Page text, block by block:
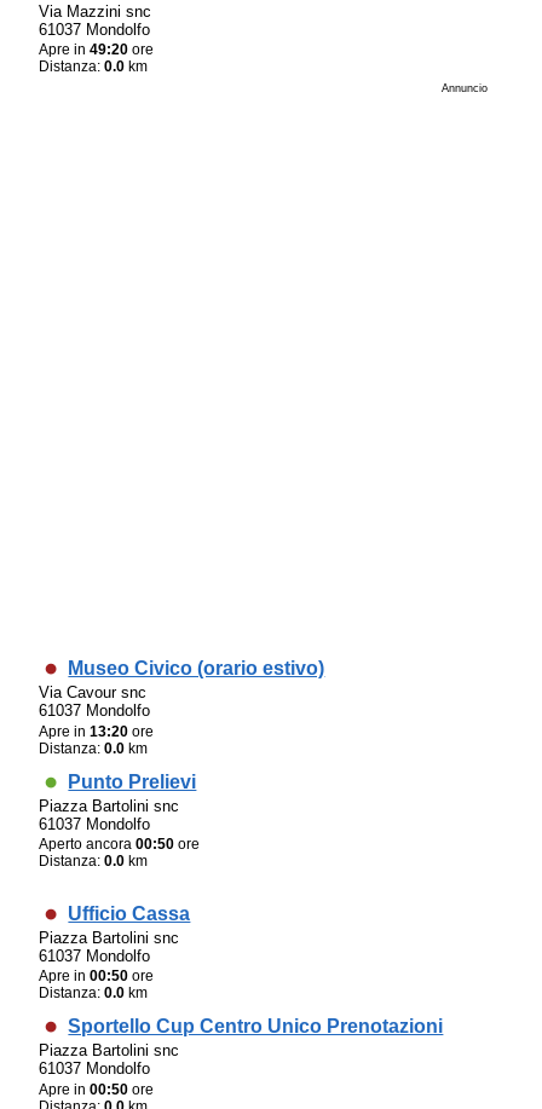
Via Mazzini snc
61037 Mondolfo
Apre in49:20 ore
Distanza:0.0 km
Annuncio
Museo Civico (orario estivo)
Via Cavour snc
61037 Mondolfo
Apre in13:20 ore
Distanza:0.0 km
Punto Prelievi
Piazza Bartolini snc
61037 Mondolfo
Aperto ancora00:50 ore
Distanza:0.0 km
Ufficio Cassa
Piazza Bartolini snc
61037 Mondolfo
Apre in00:50 ore
Distanza:0.0 km
Sportello Cup Centro Unico Prenotazioni
Piazza Bartolini snc
61037 Mondolfo
Apre in00:50 ore